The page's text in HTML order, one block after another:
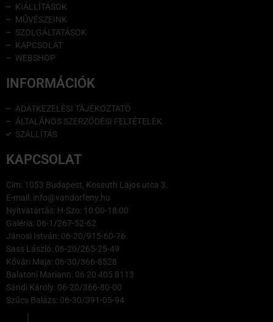
KIÁLLÍTÁSOK
MŰVÉSZEINK
SZOLGÁLTATÁSOK
KAPCSOLAT
WEBSHOP
INFORMÁCIÓK
ADATKEZELÉSI TÁJÉKOZTATÓ
ÁLTALÁNOS SZERZŐDÉSI FELTÉTELEK
SZÁLLÍTÁS
KAPCSOLAT
Cím: 1053 Budapest, Kossuth Lajos utca 3.
E-mail: info@vandorfeny.hu
Nyitvatartás: H-Szo: 10:00-18:00
Galéria: 06-1/267-52-62
Jánosi István: 06-20/915-60-76
Sass László: 06-20/265-25-49
Kővári Maja: 06-30/366-8528
Balatoni Mariann: 06 20 405 8113
Sándi Károly: 06-20/366-80-00
Szűcs Balázs: 06-30/391-05-94